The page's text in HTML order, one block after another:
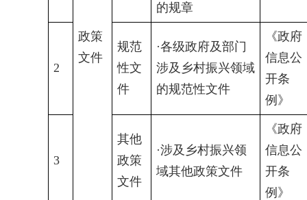
政策
文件
的规章
2
规范
性文
件
·各级政府及部门
涉及乡村振兴领域
的规范性文件
《政府
信息公
开条
例》
3
其他
政策
文件
·涉及乡村振兴领
域其他政策文件
《政府
信息公
开条
例》